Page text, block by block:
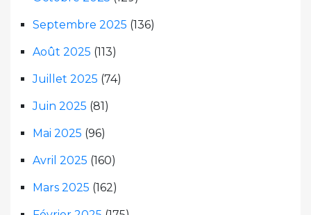
Septembre 2025 (136)
Août 2025 (113)
Juillet 2025 (74)
Juin 2025 (81)
Mai 2025 (96)
Avril 2025 (160)
Mars 2025 (162)